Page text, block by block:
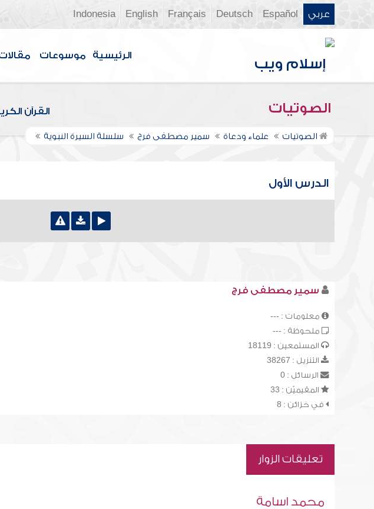
عربي Español
Deutsch
Français
English
Indonesia
الرئيسية موسوعات
الصوتيات القرآن
الصوتيات علماء ودعاة سمير مصطفى فرج سلسلة السيرة النبوية
الدرس الأول
سمير مصطفى فرج
معلومات : ---
ملحوظة : ---
المستمعين : 18119
التنزيل : 38267
الرسائل : 0
المقيميّن : 33
في خزائن : 8
تعليقات الزوار
محمد اسامة